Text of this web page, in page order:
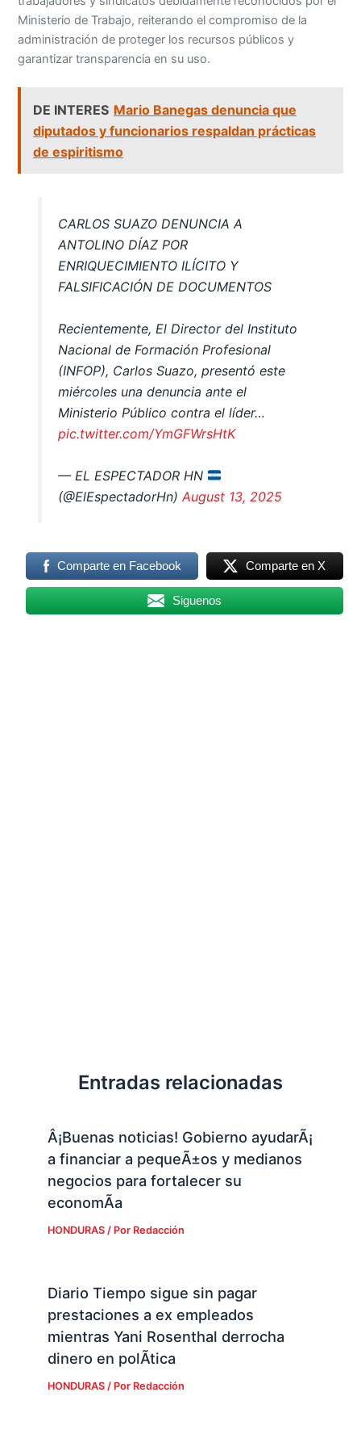
Ministerio de Trabajo, reiterando el compromiso de la
administración de proteger los recursos públicos y
garantizar transparencia en su uso.
DE INTERES Mario Banegas denuncia que
diputados y funcionarios respaldan prácticas
de espiritismo
CARLOS SUAZO DENUNCIA A
ANTOLINO DÍAZ POR
ENRIQUECIMIENTO ILÍCITO Y
FALSIFICACIÓN DE DOCUMENTOS
Recientemente, El Director del Instituto
Nacional de Formación Profesional
(INFOP), Carlos Suazo, presentó este
miércoles una denuncia ante el
Ministerio Público contra el líder…
pic.twitter.com/YmGFWrsHtK
— EL ESPECTADOR HN
(@ElEspectadorHn) August 13, 2025
Comparte en Facebook Comparte en X
Siguenos
Entradas relacionadas
Â¡Buenas noticias! Gobierno ayudarÃ¡
a financiar a pequeÃ±os y medianos
negocios para fortalecer su
economÃ­a
HONDURAS/ Por Redacción
Diario Tiempo sigue sin pagar
prestaciones a ex empleados
mientras Yani Rosenthal derrocha
dinero en polÃ­tica
HONDURAS/ Por Redacción